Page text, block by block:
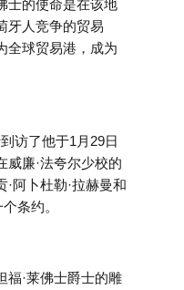
士的使命是在该地
牙人竞争的贸易
全球贸易港，成为
访了他于1月29日
威廉·法夸尔少校的
阿卜杜勒·拉赫曼和
条约。
福·莱佛士爵士的雕